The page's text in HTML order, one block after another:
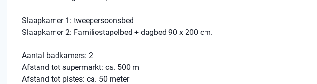
Slaapkamer 1: tweepersoonsbed
Slaapkamer 2: Familiestapelbed + dagbed 90 x 200 cm.
Aantal badkamers: 2
Afstand tot supermarkt: ca. 500 m
Afstand tot pistes: ca. 50 meter